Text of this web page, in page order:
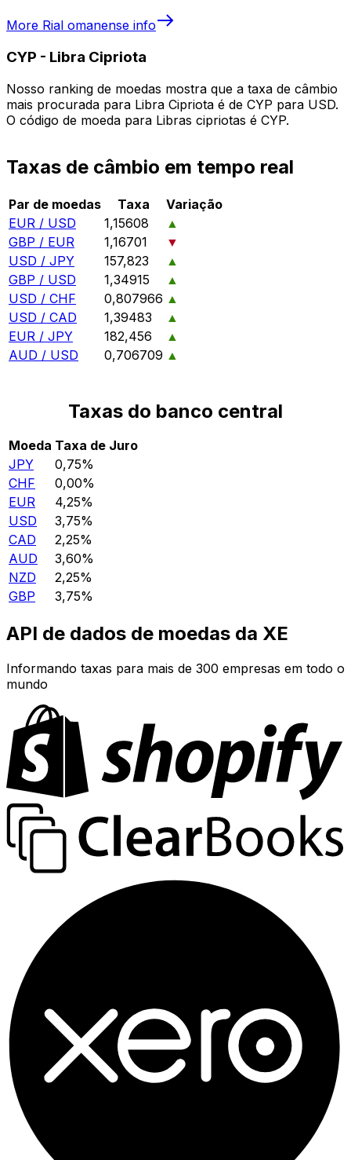
More Rial omanense info
CYP - Libra Cipriota
Nosso ranking de moedas mostra que a taxa de câmbio
mais procurada para Libra Cipriota é de CYP para USD.
O código de moeda para Libras cipriotas é CYP.
Taxas de câmbio em tempo real
Par de moedas Taxa
Variação
EUR / USD
1,15608
▲
GBP / EUR
1,16701
▼
USD / JPY
157,823
▲
GBP / USD
1,34915
▲
USD / CHF
0,807966 ▲
USD / CAD
1,39483
▲
EUR / JPY
182,456
▲
AUD / USD
0,706709 ▲
Taxas do banco central
Moeda Taxa de Juro
JPY
0,75%
CHF
0,00%
EUR
4,25%
USD
3,75%
CAD
2,25%
AUD
3,60%
NZD
2,25%
GBP
3,75%
API de dados de moedas da XE
Informando taxas para mais de 300 empresas em todo o
mundo